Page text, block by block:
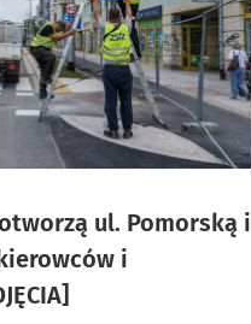
ul. Pomorską i
i